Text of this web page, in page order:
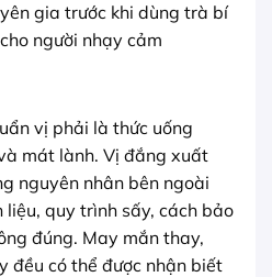
gia trước khi dùng trà bí
người nhạy cảm
vị phải là thức uống
mát lành. Vị đắng xuất
nguyên nhân bên ngoài
liệu, quy trình sấy, cách bảo
đúng. May mắn thay,
đều có thể được nhận biết